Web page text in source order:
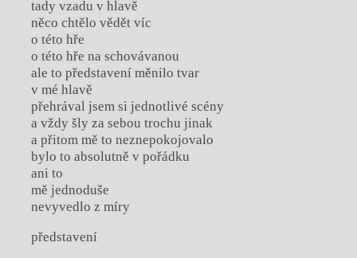
tady vzadu v hlavě
něco chtělo vědět víc
o této hře
o této hře na schovávanou
ale to představení měnilo tvar
v mé hlavě
přehrával jsem si jednotlivé scény
a vždy šly za sebou trochu jinak
a přitom mě to neznepokojovalo
bylo to absolutně v pořádku
ani to
mě jednoduše
nevyvedlo z míry
představení